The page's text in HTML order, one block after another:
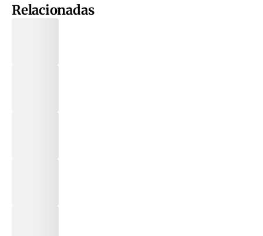
Relacionadas